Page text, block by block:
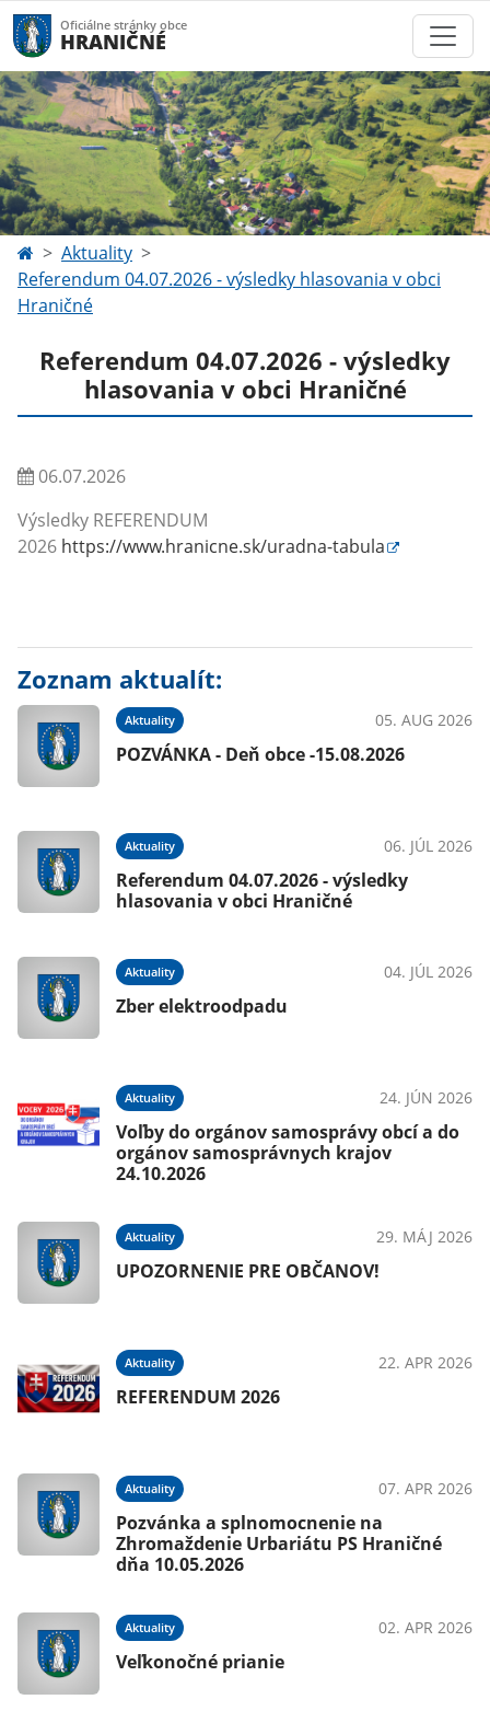
Oficiálne stránky obce
HRANIČNÉ
Aktuality
Referendum 04.07.2026 - výsledky hlasovania v obci
Hraničné
Referendum 04.07.2026 - výsledky
hlasovania v obci Hraničné
06.07.2026
Výsledky REFERENDUM
2026 https://www.hranicne.sk/uradna-tabula
Zoznam aktualít:
Aktuality 05. AUG 2026
POZVÁNKA - Deň obce -15.08.2026
Aktuality 06. JÚL 2026
Referendum 04.07.2026 - výsledky
hlasovania v obci Hraničné
Aktuality 04. JÚL 2026
Zber elektroodpadu
Aktuality 24. JÚN 2026
Voľby do orgánov samosprávy obcí a do
orgánov samosprávnych krajov
24.10.2026
Aktuality 29. MÁJ 2026
UPOZORNENIE PRE OBČANOV!
Aktuality 22. APR 2026
REFERENDUM 2026
Aktuality 07. APR 2026
Pozvánka a splnomocnenie na
Zhromaždenie Urbariátu PS Hraničné
dňa 10.05.2026
Aktuality 02. APR 2026
Veľkonočné prianie